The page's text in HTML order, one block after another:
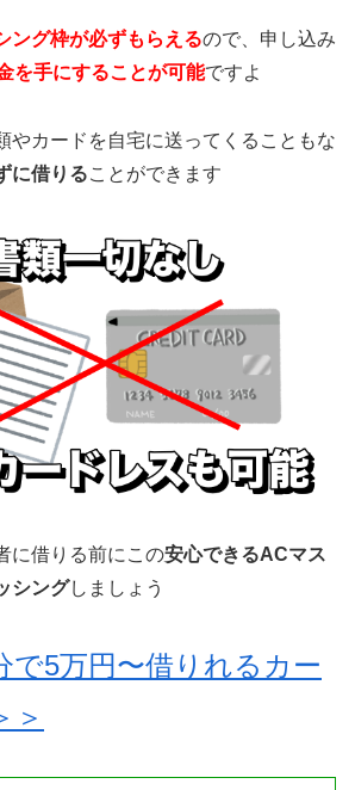
ング枠が必ずもらえるので、申し込み
を手にすることが可能ですよ
やカードを自宅に送ってくることもな
に借りることができます
に借りる前にこの安心できるACマス
シングしましょう
で5万円〜借りれるカー
＞